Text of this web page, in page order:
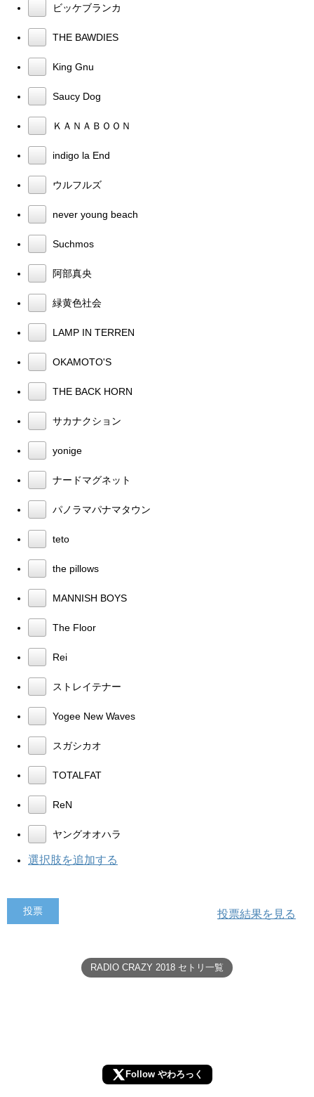
ビッケブランカ
THE BAWDIES
King Gnu
Saucy Dog
ＫＡＮＡＢＯＯＮ
indigo la End
ウルフルズ
never young beach
Suchmos
阿部真央
緑黄色社会
LAMP IN TERREN
OKAMOTO'S
THE BACK HORN
サカナクション
yonige
ナードマグネット
パノラマパナマタウン
teto
the pillows
MANNISH BOYS
The Floor
Rei
ストレイテナー
Yogee New Waves
スガシカオ
TOTALFAT
ReN
ヤングオオハラ
選択肢を追加する
投票結果を見る
RADIO CRAZY 2018 セトリ一覧
Follow やわろっく